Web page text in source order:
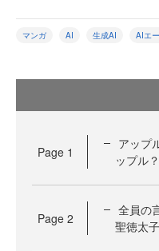
マンガ AI 生成AI AIエ
Page 1
アップ
ップル？
Page 2
全員の
聖徳太